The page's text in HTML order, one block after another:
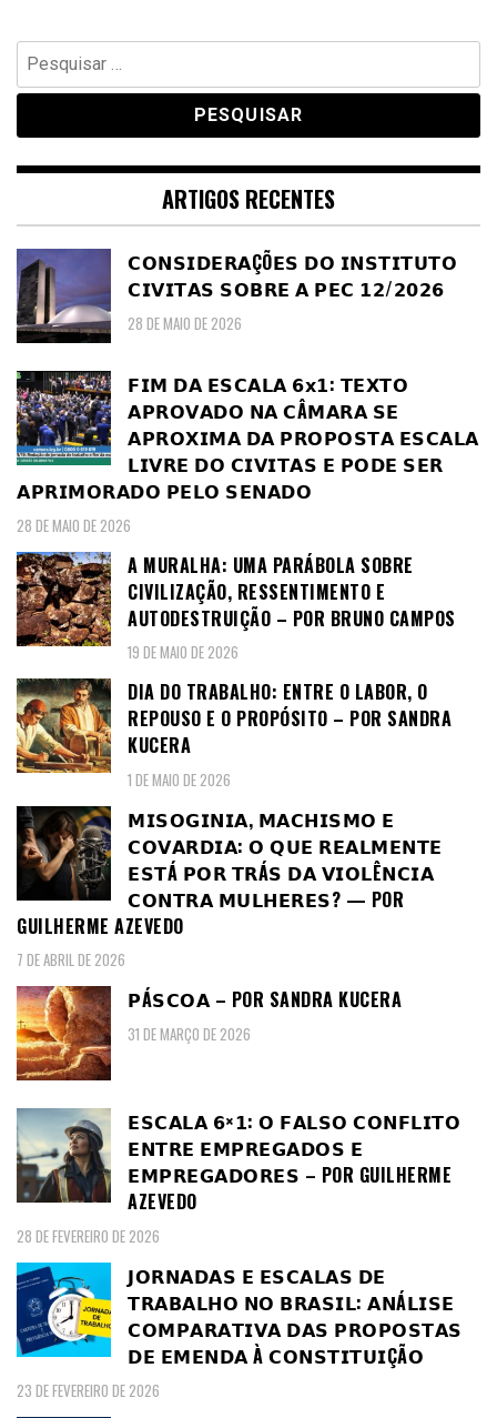
Pesquisar
por:
ARTIGOS RECENTES
𝗖𝗢𝗡𝗦𝗜𝗗𝗘𝗥𝗔ÇÕ𝗘𝗦 𝗗𝗢 𝗜𝗡𝗦𝗧𝗜𝗧𝗨𝗧𝗢
𝗖𝗜𝗩𝗜𝗧𝗔𝗦 𝗦𝗢𝗕𝗥𝗘 𝗔 𝗣𝗘𝗖 𝟭𝟮/𝟮𝟬𝟮𝟲
28 DE MAIO DE 2026
𝗙𝗜𝗠 𝗗𝗔 𝗘𝗦𝗖𝗔𝗟𝗔 𝟲𝘅𝟭: 𝗧𝗘𝗫𝗧𝗢
𝗔𝗣𝗥𝗢𝗩𝗔𝗗𝗢 𝗡𝗔 𝗖Â𝗠𝗔𝗥𝗔 𝗦𝗘
𝗔𝗣𝗥𝗢𝗫𝗜𝗠𝗔 𝗗𝗔 𝗣𝗥𝗢𝗣𝗢𝗦𝗧𝗔 𝗘𝗦𝗖𝗔𝗟𝗔
𝗟𝗜𝗩𝗥𝗘 𝗗𝗢 𝗖𝗜𝗩𝗜𝗧𝗔𝗦 𝗘 𝗣𝗢𝗗𝗘 𝗦𝗘𝗥
𝗔𝗣𝗥𝗜𝗠𝗢𝗥𝗔𝗗𝗢 𝗣𝗘𝗟𝗢 𝗦𝗘𝗡𝗔𝗗𝗢
28 DE MAIO DE 2026
A MURALHA: UMA PARÁBOLA SOBRE
CIVILIZAÇÃO, RESSENTIMENTO E
AUTODESTRUIÇÃO – POR BRUNO CAMPOS
19 DE MAIO DE 2026
DIA DO TRABALHO: ENTRE O LABOR, O
REPOUSO E O PROPÓSITO – POR SANDRA
KUCERA
1 DE MAIO DE 2026
𝗠𝗜𝗦𝗢𝗚𝗜𝗡𝗜𝗔, 𝗠𝗔𝗖𝗛𝗜𝗦𝗠𝗢 𝗘
𝗖𝗢𝗩𝗔𝗥𝗗𝗜𝗔: 𝗢 𝗤𝗨𝗘 𝗥𝗘𝗔𝗟𝗠𝗘𝗡𝗧𝗘
𝗘𝗦𝗧Á 𝗣𝗢𝗥 𝗧𝗥Á𝗦 𝗗𝗔 𝗩𝗜𝗢𝗟Ê𝗡𝗖𝗜𝗔
𝗖𝗢𝗡𝗧𝗥𝗔 𝗠𝗨𝗟𝗛𝗘𝗥𝗘𝗦? — POR
GUILHERME AZEVEDO
7 DE ABRIL DE 2026
𝗣Á𝗦𝗖𝗢𝗔 – POR SANDRA KUCERA
31 DE MARÇO DE 2026
𝗘𝗦𝗖𝗔𝗟𝗔 𝟲×𝟭: 𝗢 𝗙𝗔𝗟𝗦𝗢 𝗖𝗢𝗡𝗙𝗟𝗜𝗧𝗢
𝗘𝗡𝗧𝗥𝗘 𝗘𝗠𝗣𝗥𝗘𝗚𝗔𝗗𝗢𝗦 𝗘
𝗘𝗠𝗣𝗥𝗘𝗚𝗔𝗗𝗢𝗥𝗘𝗦 – POR GUILHERME
AZEVEDO
28 DE FEVEREIRO DE 2026
𝗝𝗢𝗥𝗡𝗔𝗗𝗔𝗦 𝗘 𝗘𝗦𝗖𝗔𝗟𝗔𝗦 𝗗𝗘
𝗧𝗥𝗔𝗕𝗔𝗟𝗛𝗢 𝗡𝗢 𝗕𝗥𝗔𝗦𝗜𝗟: 𝗔𝗡Á𝗟𝗜𝗦𝗘
𝗖𝗢𝗠𝗣𝗔𝗥𝗔𝗧𝗜𝗩𝗔 𝗗𝗔𝗦 𝗣𝗥𝗢𝗣𝗢𝗦𝗧𝗔𝗦
𝗗𝗘 𝗘𝗠𝗘𝗡𝗗𝗔 À 𝗖𝗢𝗡𝗦𝗧𝗜𝗧𝗨𝗜ÇÃ𝗢
23 DE FEVEREIRO DE 2026